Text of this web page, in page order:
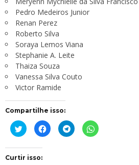
Pedro Medeiros Junior
Renan Perez
Roberto Silva
Soraya Lemos Viana
Stephanie A. Leite
Thaiza Souza
Vanessa Silva Couto
Victor Ramide
Compartilhe isso:
Clique
para
compartilhar
em
Clique
para
compartilhar
Clique
para
compartilhar
Clique
para
Curtir isso: